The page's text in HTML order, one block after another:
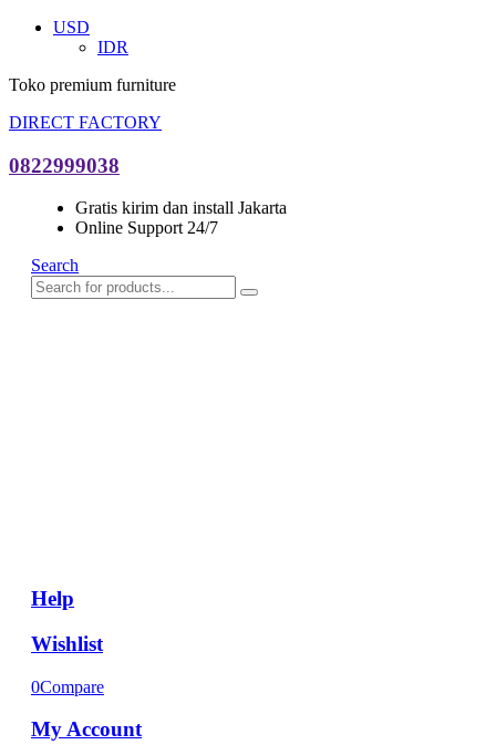
USD
IDR
Toko premium furniture
DIRECT FACTORY
0822999038
Gratis kirim dan install Jakarta
Online Support 24/7
Search
Help
Wishlist
0Compare
My Account